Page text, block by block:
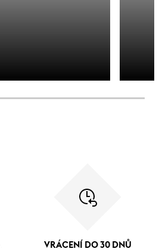
VRÁCENÍ DO 30 DNŮ